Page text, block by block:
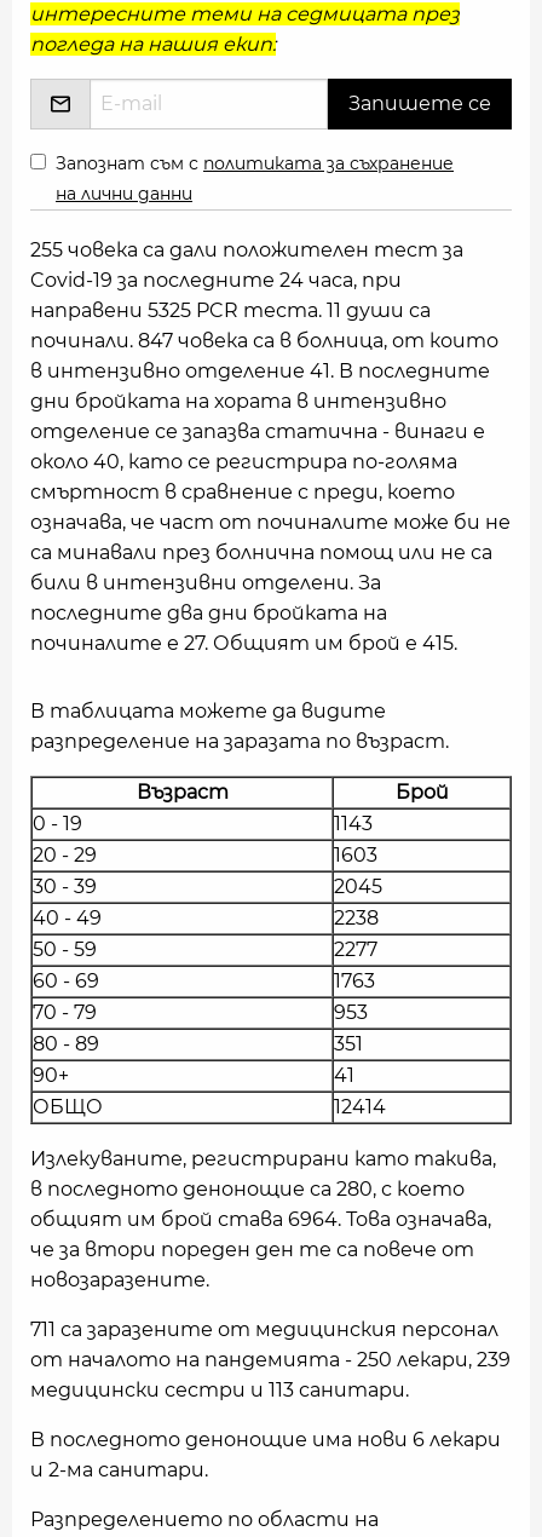
интересните теми на седмицата през
погледа на нашия екип:
Запознат съм с политиката за съхранение
на лични данни
255 човека са дали положителен тест за
Covid-19 за последните 24 часа, при
направени 5325 PCR теста. 11 души са
починали. 847 човека са в болница, от които
в интензивно отделение 41. В последните
дни бройката на хората в интензивно
отделение се запазва статична - винаги е
около 40, като се регистрира по-голяма
смъртност в сравнение с преди, което
означава, че част от починалите може би не
са минавали през болнична помощ или не са
били в интензивни отделени. За
последните два дни бройката на
починалите е 27. Общият им брой е 415.
В таблицата можете да видите
разпределение на заразата по възраст.
Възраст
Брой
0 - 19
1143
20 - 29
1603
30 - 39
2045
40 - 49
2238
50 - 59
2277
60 - 69
1763
70 - 79
953
80 - 89
351
90+
41
ОБЩО
12414
Излекуваните, регистрирани като такива,
в последното денонощие са 280, с което
общият им брой става 6964. Това означава,
че за втори пореден ден те са повече от
новозаразените.
711 са заразените от медицинския персонал
от началото на пандемията - 250 лекари, 239
медицински сестри и 113 санитари.
В последното денонощие има нови 6 лекари
и 2-ма санитари.
Разпределението по области на